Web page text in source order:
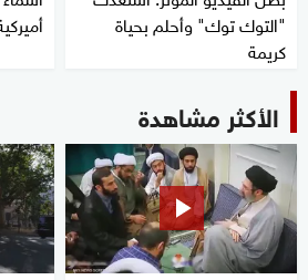
"التوك توك" وأحلم بحياة
كريمة
الأكثر مشاهدة